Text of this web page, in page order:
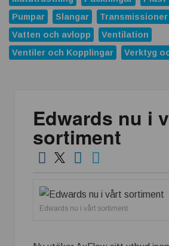
ABB förvärvar Advantics och stärker
likströmsteknik
Replace Physical Fixtures and
Processes
Atlas Copco Group tilldelas
monteringsverktyg
Nya 12-portars APL-Switchar i
Nexans och Hydro tecknar
Casino och spelmarknaden som växte
leverera nästa generations industriella
Pumpar
Slangar Transmissioner
Vatten och avlopp
Ventilation
Ventiler och Kopplingar
Verktyg
Edwards nu i
sortiment
Edwards nu i vårt sortiment